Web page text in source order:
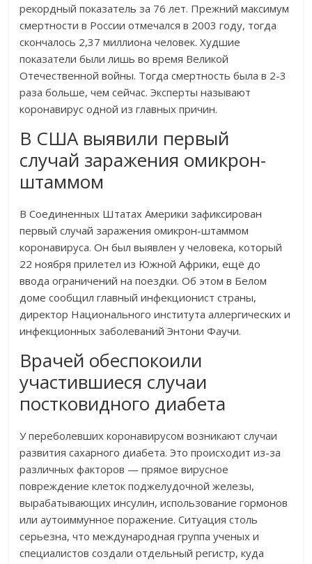
рекордный показатель за 76 лет. Прежний максимум
смертности в России отмечался в 2003 году, тогда
скончалось 2,37 миллиона человек. Худшие
показатели были лишь во время Великой
Отечественной войны. Тогда смертность была в 2-3
раза больше, чем сейчас. Эксперты называют
коронавирус одной из главных причин.
В США выявили первый
случай заражения омикрон-
штаммом
В Соединенных Штатах Америки зафиксирован
первый случай заражения омикрон-штаммом
коронавируса. Он был выявлен у человека, который
22 ноября прилетел из Южной Африки, ещё до
ввода ограничений на поездки. Об этом в Белом
доме сообщил главный инфекционист страны,
директор Национального института аллергических и
инфекционных заболеваний Энтони Фаучи.
Врачей обеспокоили
участившиеся случаи
постковидного диабета
У переболевших коронавирусом возникают случаи
развития сахарного диабета. Это происходит из-за
различных факторов — прямое вирусное
повреждение клеток поджелудочной железы,
вырабатывающих инсулин, использование гормонов
или аутоиммунное поражение. Ситуация столь
серьезна, что международная группа ученых и
специалистов создали отдельный регистр, куда